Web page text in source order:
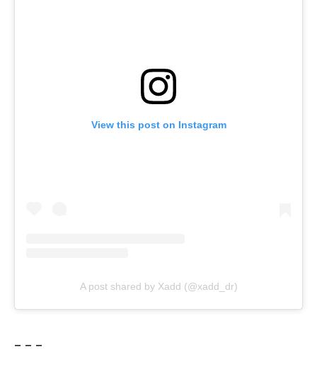
View this post on Instagram
A post shared by Xadd (@xadd_dr)
– – –